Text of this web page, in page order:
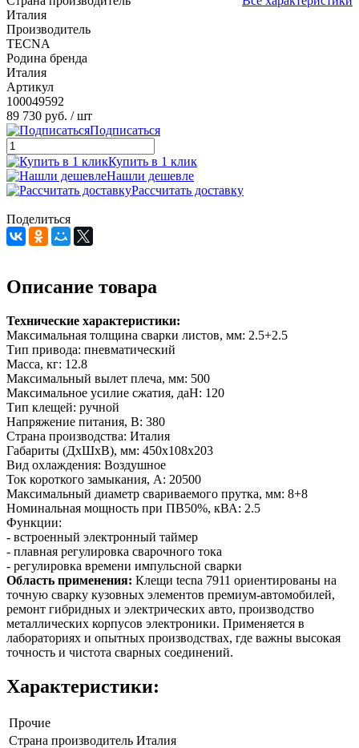
Италия
Производитель
TECNA
Родина бренда
Италия
Артикул
100049592
89 730 руб. / шт
Подписаться
Купить в 1 клик
Нашли дешевле
Рассчитать доставку
Поделиться
Описание товара
Технические характеристики:
Максимальная толщина сварки листов, мм: 2.5+2.5
Тип привода: пневматический
Масса, кг: 12.8
Максимальный вылет плеча, мм: 500
Максимальное усилие сжатия, даН: 120
Тип клещей: ручной
Напряжение питания, В: 380
Страна производства: Италия
Габариты (ДхШхВ), мм: 450х108х203
Вид охлаждения: Воздушное
Ток короткого замыкания, А: 20500
Максимальный диаметр свариваемого прутка, мм: 8+8
Номинальная мощность при ПВ50%, кВА: 2.5
Функции:
- встроенный электронный таймер
- плавная регулировка сварочного тока
- регулировка времени импульсной сварки
Область применения: Клещи tecna 7911 ориентированы на
точную сварку кузовных элементов премиум‑автомобилей,
ремонт гибридных и электрических авто, производство
металлических корпусов электроники. Применяется в
лабораториях и опытных производствах, где важны высокая
точность и чистота сварных соединений.
Характеристики:
Прочие
Страна производитель Италия